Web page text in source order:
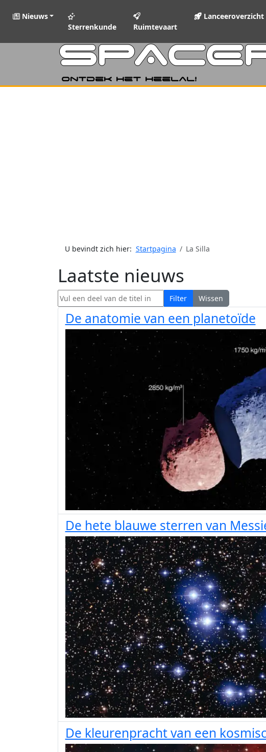
Nieuws
Sterrenkunde
Ruimtevaart
Lanceeroverzicht
Ontdek het heelal!
U bevindt zich hier: Startpagina La Silla
Laatste nieuws
Vul een deel van de titel in Filter Wissen
De anatomie van een planetoïde
De hete blauwe sterren van
De kleurenpracht van een